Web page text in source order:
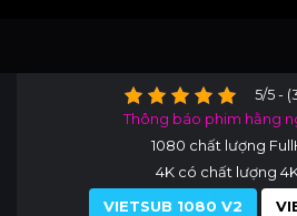
5/5 -
Thông báo phim hằng
1080 chất lượng
4K có chất lượng
VIETSUB 1080 V2